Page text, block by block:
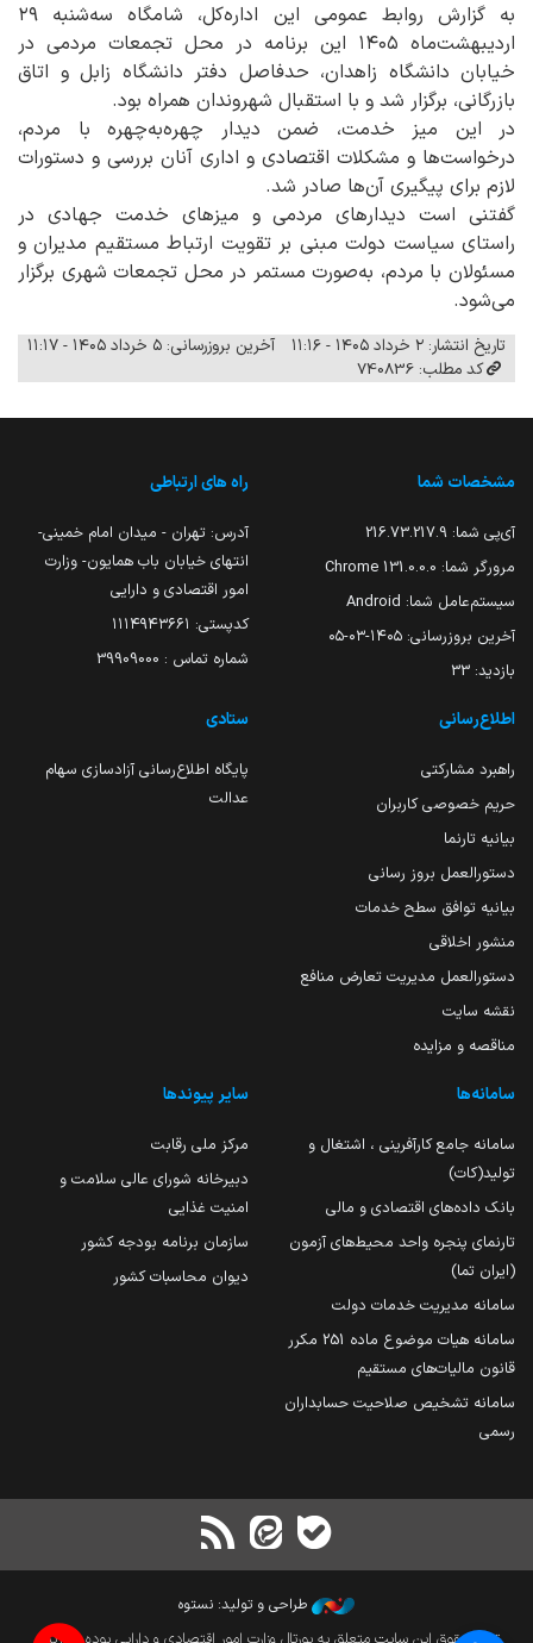
به گزارش روابط عمومی این اداره‌کل، شامگاه سه‌شنبه ۲۹
اردیبهشت‌ماه ۱۴۰۵ این برنامه در محل تجمعات مردمی در
خیابان دانشگاه زاهدان، حدفاصل دفتر دانشگاه زابل و اتاق
بازرگانی، برگزار شد و با استقبال شهروندان همراه بود.
در این میز خدمت، ضمن دیدار چهره‌به‌چهره با مردم،
درخواست‌ها و مشکلات اقتصادی و اداری آنان بررسی و دستورات
لازم برای پیگیری آن‌ها صادر شد.
گفتنی است دیدارهای مردمی و میزهای خدمت جهادی در
راستای سیاست دولت مبنی بر تقویت ارتباط مستقیم مدیران و
مسئولان با مردم، به‌صورت مستمر در محل تجمعات شهری برگزار
می‌شود.
تاریخ انتشار: ۲ خرداد ۱۴۰۵ - ۱۱:۱۶
آخرین بروزرسانی: ۵ خرداد ۱۴۰۵ - ۱۱:۱۷
کد مطلب: 740836
مشخصات شما
آی‌پی شما: 216.73.217.9
مرورگر شما: 131.0.0.0 Chrome
سیستم‌عامل شما: Android
آخرین بروزرسانی: ۱۴۰۵-۰۳-۰۵
بازدید: 33
راه های ارتباطی
آدرس: تهران - میدان امام خمینی-
انتهای خیابان باب همایون- وزارت
امور اقتصادی و دارایی
کدپستی: ۱۱۱۴۹۴۳۶۶۱
شماره تماس : 39909000
اطلاع‌رسانی
راهبرد مشارکتی
حریم خصوصی کاربران
بیانیه تارنما
دستورالعمل بروز رسانی
بیانیه توافق سطح خدمات
منشور اخلاقی
دستورالعمل مدیریت تعارض منافع
نقشه سایت
مناقصه و مزایده
ستادی
پایگاه اطلاع‌رسانی آزادسازی سهام
عدالت
سامانه‌ها
سامانه جامع کارآفرینی ، اشتغال و
تولید(کات)
بانک داده‌های اقتصادی و مالی
تارنمای پنجره واحد محیط‌های آزمون
(ایران تما)
سامانه مدیریت خدمات دولت
سامانه هیات موضوع ماده 251 مکرر
قانون مالیات‌های مستقیم
سامانه تشخیص صلاحیت حسابداران
رسمی
سایر پیوندها
مرکز ملی رقابت
دبیرخانه شورای عالی سلامت و
امنیت غذایی
سازمان برنامه بودجه کشور
دیوان محاسبات کشور
طراحی و تولید: نستوه